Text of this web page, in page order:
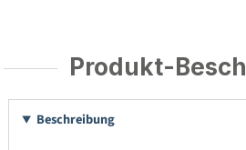
Produkt-
Beschreibung